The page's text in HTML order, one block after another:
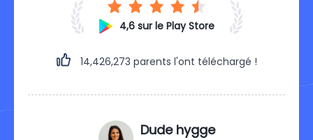
4,6 sur le Play Store
14,426,279 parents l'ont téléchargé !
Dude hygge